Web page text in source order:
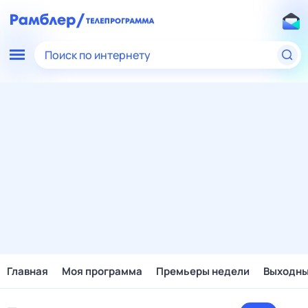
Поиск по интернету
Главная Моя программа Премьеры недели